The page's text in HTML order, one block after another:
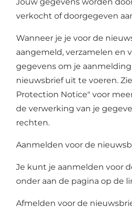
verkocht of doorgegeven
Wanneer je je voor de
aangemeld, verzamelen en
gegevens om je
nieuwsbrief uit te voeren.
Protection Notice" voor
de verwerking van je
rechten.
Aanmelden voor de
Je kunt je aanmelden voor
onder aan de pagina op de
Afmelden voor de